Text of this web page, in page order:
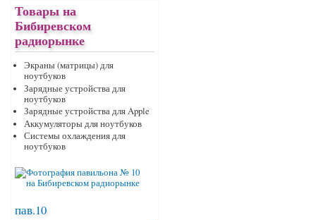
Товары на
Бибиревском
радиорынке
Экраны (матрицы) для
ноутбуков
Зарядные устройства для
ноутбуков
Зарядные устройства для Apple
Аккумуляторы для ноутбуков
Системы охлаждения для
ноутбуков
пав.10